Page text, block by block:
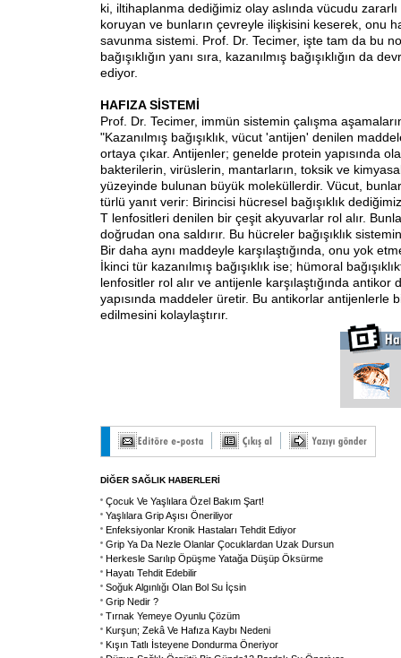
ki, iltihaplanma dediğimiz olay aslında vücudu
koruyan ve bunların çevreyle ilişkisini keserek, onu
savunma sistemi. Prof. Dr. Tecimer, işte tam da bu
bağışıklığın yanı sıra, kazanılmış bağışıklığın da
ediyor.
HAFIZA SİSTEMİ
Prof. Dr. Tecimer, immün sistemin çalışma
"Kazanılmış bağışıklık, vücut 'antijen' denilen
ortaya çıkar. Antijenler; genelde protein yapısında
bakterilerin, virüslerin, mantarların, toksik ve
yüzeyinde bulunan büyük moleküllerdir. Vücut,
türlü yanıt verir: Birincisi hücresel bağışıklık
T lenfositleri denilen bir çeşit akyuvarlar rol alır.
doğrudan ona saldırır. Bu hücreler bağışıklık
Bir daha aynı maddeyle karşılaştığında, onu yok
İkinci tür kazanılmış bağışıklık ise; hümoral
lenfositler rol alır ve antijenle karşılaştığında antikor
yapısında maddeler üretir. Bu antikorlar antijenlerle
edilmesini kolaylaştırır.
DİĞER SAĞLIK HABERLERİ
Çocuk Ve Yaşlılara Özel Bakım Şart!
Yaşlılara Grip Aşısı Öneriliyor
Enfeksiyonlar Kronik Hastaları Tehdit Ediyor
Grip Ya Da Nezle Olanlar Çocuklardan Uzak Dursun
Herkesle Sarılıp Öpüşme Yatağa Düşüp Öksürme
Hayatı Tehdit Edebilir
Soğuk Algınlığı Olan Bol Su İçsin
Grip Nedir ?
Tırnak Yemeye Oyunlu Çözüm
Kurşun; Zekâ Ve Hafıza Kaybı Nedeni
Kışın Tatlı İsteyene Dondurma Öneriyor